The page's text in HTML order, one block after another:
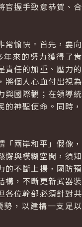
握手致意恭賀、合
常愉快。首先，要向
來的努力獲得了肯
責任的加重、壓力的
將個人心血付出視為
與國際觀；在領導統
神聖使命。同時，
兩岸和平」假像，
懈與模糊空間，須知
的不斷上揚，國防預
構，不斷更新武器裝
各位幹部必須針對共
，以建構一支足以